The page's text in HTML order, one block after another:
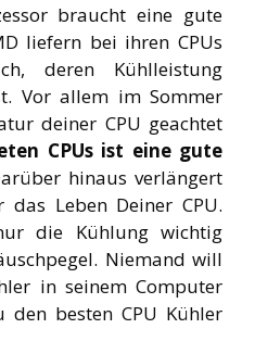
braucht eine gute
liefern bei ihren CPUs
deren Kühlleistung
Vor allem im Sommer
deiner CPU geachtet
CPUs ist eine gute
hinaus verlängert
Leben Deiner CPU.
die Kühlung wichtig
Niemand will
in seinem Computer
besten CPU Kühler